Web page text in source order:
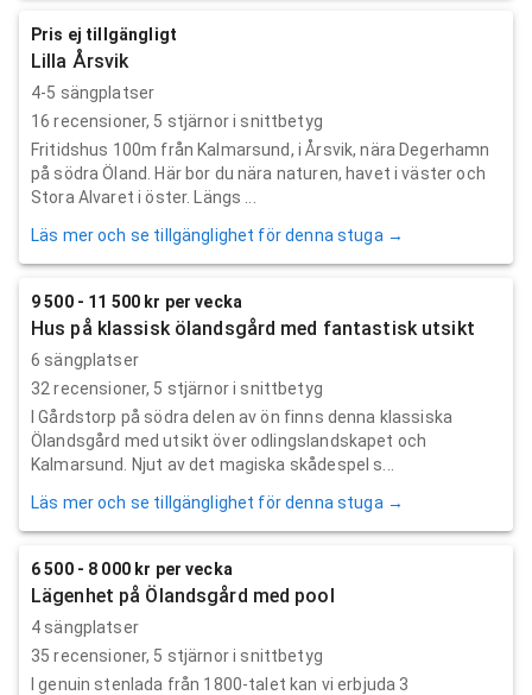
Pris ej tillgängligt
Lilla Årsvik
4-5 sängplatser
16 recensioner, 5 stjärnor i snittbetyg
Fritidshus 100m från Kalmarsund, i Årsvik, nära Degerhamn
på södra Öland. Här bor du nära naturen, havet i väster och
Stora Alvaret i öster. Längs ...
Läs mer och se tillgänglighet för denna stuga →
9 500 - 11 500 kr per vecka
Hus på klassisk ölandsgård med fantastisk utsikt
6 sängplatser
32 recensioner, 5 stjärnor i snittbetyg
I Gårdstorp på södra delen av ön finns denna klassiska
Ölandsgård med utsikt över odlingslandskapet och
Kalmarsund. Njut av det magiska skådespel s...
Läs mer och se tillgänglighet för denna stuga →
6 500 - 8 000 kr per vecka
Lägenhet på Ölandsgård med pool
4 sängplatser
35 recensioner, 5 stjärnor i snittbetyg
I genuin stenlada från 1800-talet kan vi erbjuda 3